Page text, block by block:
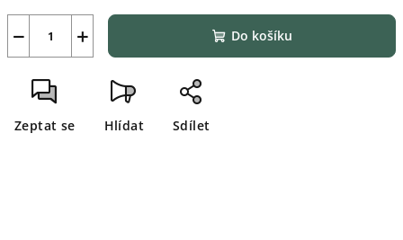
+
− Do košíku
Zeptat se Hlídat Sdílet